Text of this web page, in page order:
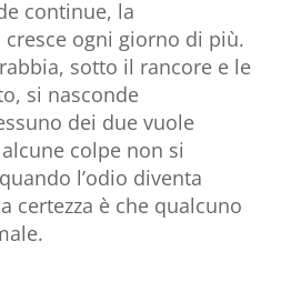
continue, la
ogni giorno di più.
sotto il rancore e le
si nasconde
dei due vuole
colpe non si
l’odio diventa
certezza è che qualcuno